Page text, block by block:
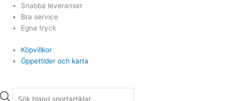
Hoppa
innehåll
Snabba leveranser
Bra service
Egna tryck
Köpvillkor
Öppettider och karta
Products
search
Products
search